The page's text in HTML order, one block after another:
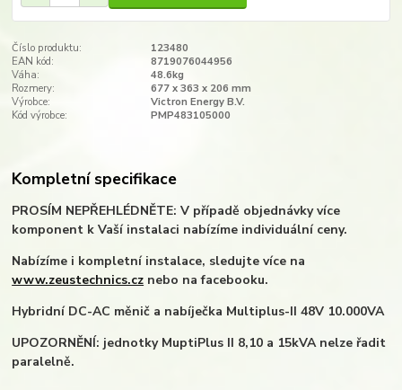
Číslo produktu:
123480
EAN kód:
8719076044956
Váha:
48.6kg
Rozmery:
677 x 363 x 206 mm​
Výrobce:
Victron Energy B.V.
Kód výrobce:
PMP483105000
Kompletní specifikace
PROSÍM NEPŘEHLÉDNĚTE: V případě objednávky více
komponent k Vaší instalaci nabízíme individuální ceny.
Nabízíme i kompletní instalace, sledujte více na
www.zeustechnics.cz nebo na facebooku.
Hybridní DC-AC měnič a nabíječka Multiplus-II 48V 10.000VA
UPOZORNĚNÍ: jednotky MuptiPlus II 8,10 a 15kVA nelze řadit
paralelně.